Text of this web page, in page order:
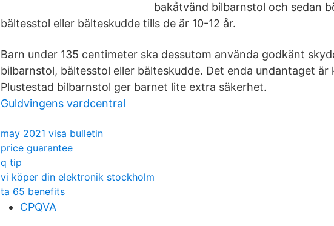
bakåtvänd bilbarnstol och sedan
bältesstol eller bälteskudde tills de är 10-12 år.
Barn under 135 centimeter ska dessutom använda godkänt
bilbarnstol, bältesstol eller bälteskudde. Det enda undantaget är
Plustestad bilbarnstol ger barnet lite extra säkerhet.
Guldvingens vardcentral
may 2021 visa bulletin
price guarantee
q tip
vi köper din elektronik stockholm
ta 65 benefits
CPQVA